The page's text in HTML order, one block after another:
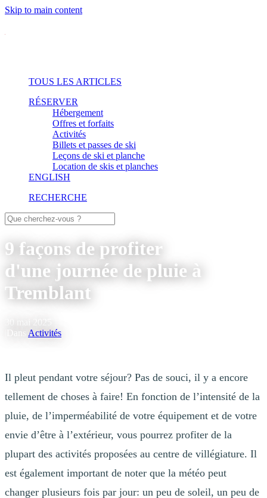
Skip to main content
TOUS LES ARTICLES
RÉSERVER
Hébergement
Offres et forfaits
Activités
Billets et passes de ski
Leçons de ski et planche
Location de skis et planches
ENGLISH
RECHERCHE
9 façons de profiter
d'une journée de pluie à
Tremblant
Dans Activités
Il pleut pendant votre séjour? Pas de souci, il y a encore
tellement de choses à faire! En fonction de l’intensité de la
pluie, de l’imperméabilité de votre équipement et de votre
envie d’être à l’extérieur, vous pourrez profiter de la
plupart des activités proposées au centre de villégiature. Il
est également important de noter que la météo peut
changer plusieurs fois par jour: un peu de soleil, un peu de